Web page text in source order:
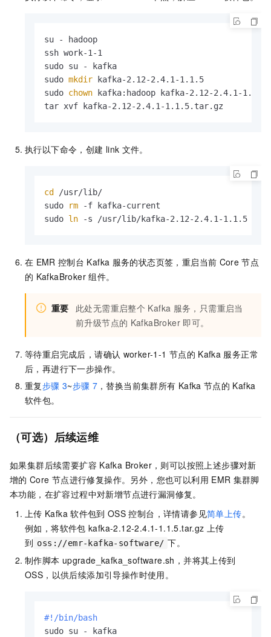
su - hadoop
ssh work-1-1
sudo su - kafka
sudo mkdir kafka-2.12-2.4.1-1.1.5
sudo chown kafka:hadoop kafka-2.12-2.4.1-1.1.5
tar xvf kafka-2.12-2.4.1-1.1.5.tar.gz
执行以下命令，创建 link 文件。
cd
/usr/lib/
sudo
rm -f kafka-current
sudo ln -s /usr/lib/kafka-2.12-2.4.1-1.1.5
在 EMR 控制台 Kafka 服务的状态页签，重启当前 Core 节点
的 KafkaBroker 组件。
重要 此处无需重启整个 Kafka 服务，只需重启当
前升级节点的 KafkaBroker 即可。
等待重启完成后，请确认 worker-1-1 节点的 Kafka 服务正常
后，再进行下一步操作。
重复步骤 3~步骤 7 ，替换当前集群所有 Kafka 节点的 Kafka
软件包。
（可选）后续运维
如果集群后续需要扩容 Kafka Broker，则可以按照上述步骤对新
增的 Core 节点进行修复操作。另外，您也可以利用 EMR 集群脚
本功能，在扩容过程中对新增节点进行漏洞修复。
上传 Kafka 软件包到 OSS 控制台，详情请参见简单上传。
例如，将软件包 kafka-2.12-2.4.1-1.1.5.tar.gz 上传
到 oss://emr-kafka-software/ 下。
制作脚本 upgrade_kafka_software.sh，并将其上传到
OSS，以供后续添加引导操作时使用。
#!/bin/bash
sudo su - kafka